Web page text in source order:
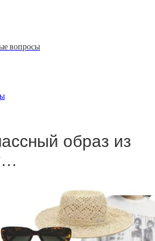
вопросы
образ из